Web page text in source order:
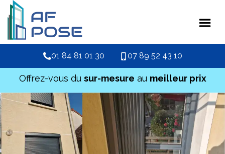
01 84 81 01 30 07 89 52 43 10
Offrez-vous du sur-mesure au meilleur prix